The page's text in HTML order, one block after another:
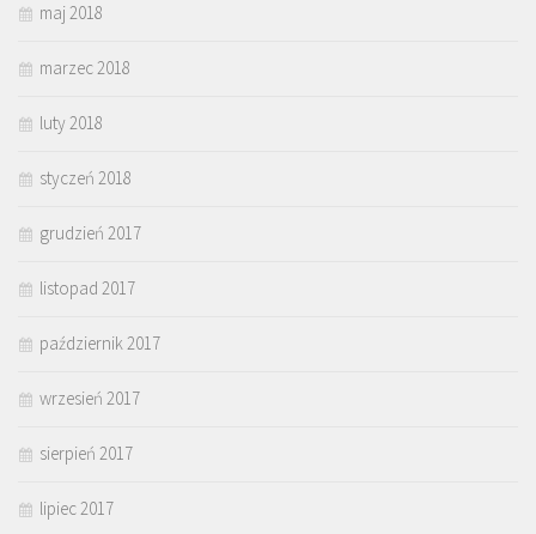
maj 2018
marzec 2018
luty 2018
styczeń 2018
grudzień 2017
listopad 2017
październik 2017
wrzesień 2017
sierpień 2017
lipiec 2017